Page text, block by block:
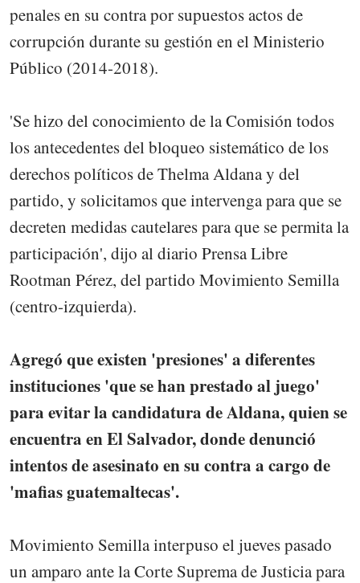
penales en su contra por supuestos actos de
corrupción durante su gestión en el Ministerio
Público (2014-2018).
'Se hizo del conocimiento de la Comisión todos
los antecedentes del bloqueo sistemático de los
derechos políticos de Thelma Aldana y del
partido, y solicitamos que intervenga para que se
decreten medidas cautelares para que se permita la
participación', dijo al diario Prensa Libre
Rootman Pérez, del partido Movimiento Semilla
(centro-izquierda).
Agregó que existen 'presiones' a diferentes
instituciones 'que se han prestado al juego'
para evitar la candidatura de Aldana, quien se
encuentra en El Salvador, donde denunció
intentos de asesinato en su contra a cargo de
'mafias guatemaltecas'.
Movimiento Semilla interpuso el jueves pasado
un amparo ante la Corte Suprema de Justicia para